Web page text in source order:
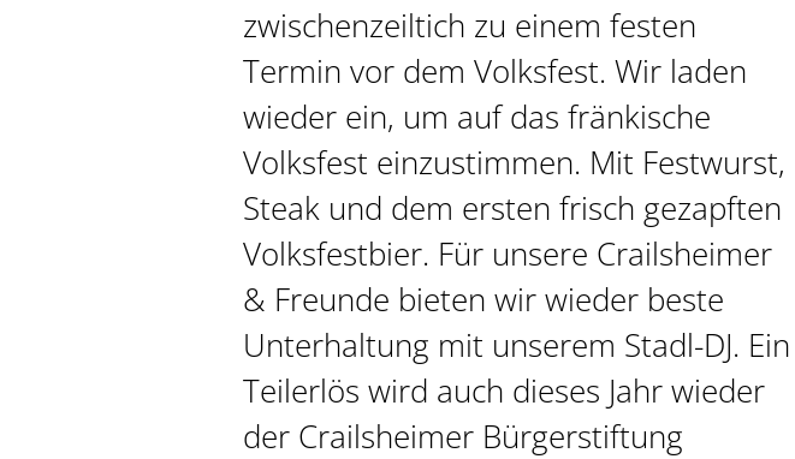
zwischenzeiltich zu einem festen
Termin vor dem Volksfest. Wir laden
wieder ein, um auf das fränkische
Volksfest einzustimmen. Mit Festwurst,
Steak und dem ersten frisch gezapften
Volksfestbier. Für unsere Crailsheimer
& Freunde bieten wir wieder beste
Unterhaltung mit unserem Stadl-DJ. Ein
Teilerlös wird auch dieses Jahr wieder
der Crailsheimer Bürgerstiftung